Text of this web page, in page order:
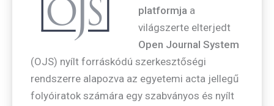
platformja a
világszerte elterjedt
Open Journal System
(OJS) nyílt forráskódú szerkesztőségi
rendszerre alapozva az egyetemi acta jellegű
folyóiratok számára egy szabványos és nyílt